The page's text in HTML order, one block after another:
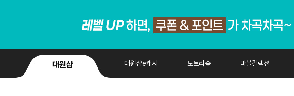
대원샵 대원샵e캐시 도토리숲 마블컬렉션